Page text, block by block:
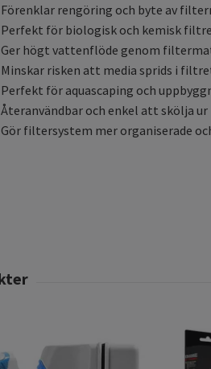
Förenklar rengöring och byte av
Perfekt för biologisk och kemisk
Ger högt vattenflöde genom
Minskar risken att media sprids i
Perfekt för aquascaping och
Återanvändbar och enkel att skölja ur
Gör filtersystem mer organiserade